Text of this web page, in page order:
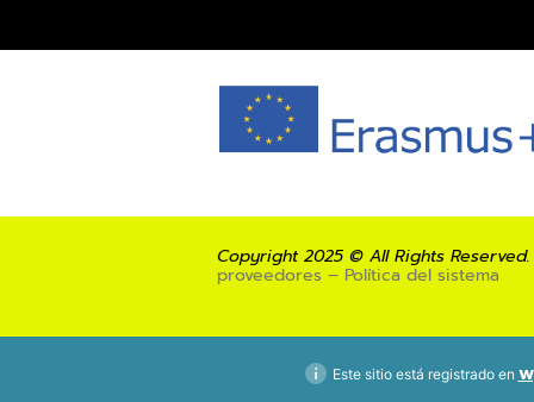
Copyright 2025 © All Rights
proveedores – Política del sistema
Este sitio está registrado en